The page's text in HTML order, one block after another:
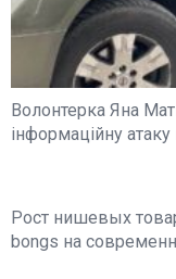
Волонтерка Яна
інформаційну
Рост нишевых
bongs на